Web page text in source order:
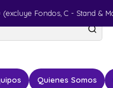
Quienes Somos
Fondos, C - Stand &